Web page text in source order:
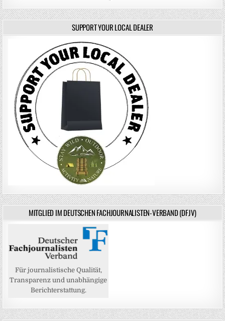
SUPPORT YOUR LOCAL DEALER
MITGLIED IM DEUTSCHEN FACHJOURNALISTEN-VERBAND (DFJV)
Für journalistische Qualität,
Transparenz und unabhängige
Berichterstattung.